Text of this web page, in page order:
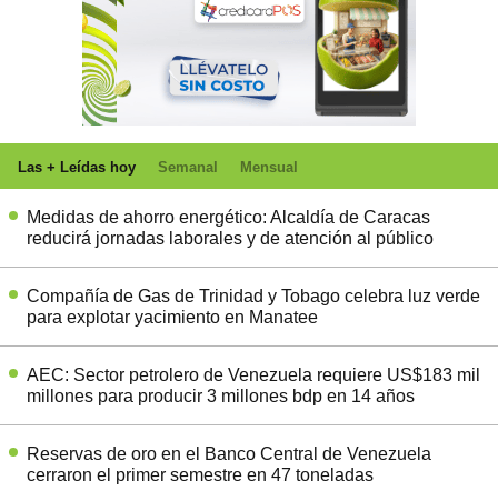
Las + Leídas hoy Semanal Mensual
Medidas de ahorro energético: Alcaldía de Caracas
reducirá jornadas laborales y de atención al público
Compañía de Gas de Trinidad y Tobago celebra luz verde
para explotar yacimiento en Manatee
AEC: Sector petrolero de Venezuela requiere US$183 mil
millones para producir 3 millones bdp en 14 años
Reservas de oro en el Banco Central de Venezuela
cerraron el primer semestre en 47 toneladas